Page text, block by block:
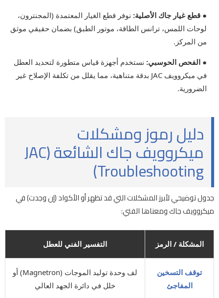
● قطع غيار جاك الأصلية: نوفر قطع الغيار المعتمدة (المجنترون،
لوحات اللمس، ترانس الطاقة، موتور الطبق) بضمان حقيقي موثق
من المركز.
● الفحص الحوسبي: نستخدم أجهزة قياس متطورة لتحديد العطل
في ميكروويف JAC بدقة متناهية، مما يقلل من تكلفة الإصلاح غير
الضرورية.
دليل رموز ومشكلات
ميكروويف جاك الشائعة (JAC
Troubleshooting)
جدول توضيحي لأبرز المشكلات التي قد تظهر أو الأكواد (إن وجدت) في
ميكروويف جاك ومعناها الفني:
المشكلة / الرمز التفسير الفني للعطل
توقف التسخين
المفاجئ
لف وحدة توليد الموجات (Magnetron) أو
خلل في دائرة الجهد العالي